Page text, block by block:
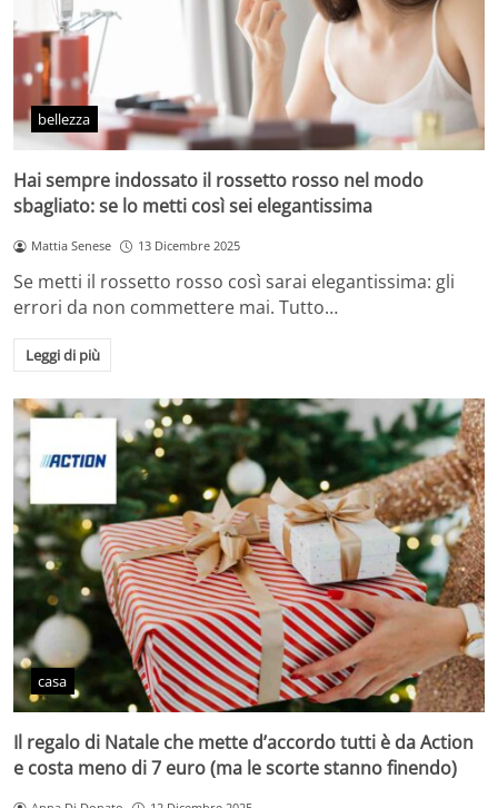
bellezza
Hai sempre indossato il rossetto rosso nel modo
sbagliato: se lo metti così sei elegantissima
Mattia Senese 13 Dicembre 2025
Se metti il rossetto rosso così sarai elegantissima: gli
errori da non commettere mai. Tutto…
Leggi di più
casa
Il regalo di Natale che mette d’accordo tutti è da Action
e costa meno di 7 euro (ma le scorte stanno finendo)